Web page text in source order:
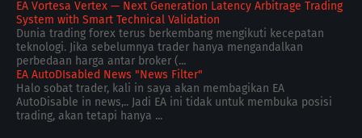
EA Vortesa Vertex — Next Generation Latency Arbitrage Trading
System with Smart Technical Validation
Dunia trading forex terus berkembang mengikuti kecepatan
teknologi. Jika sebelumnya trader hanya mengandalkan
perbedaan harga antar broker (...
EA AutoDIsabled News "News Filter"
Halo sobat trader, kali in saya akan membagikan EA
AutoDisable in news,.. Jadi EA ini tidak untuk membuka posisi
trading, akan tetapi hanya ...